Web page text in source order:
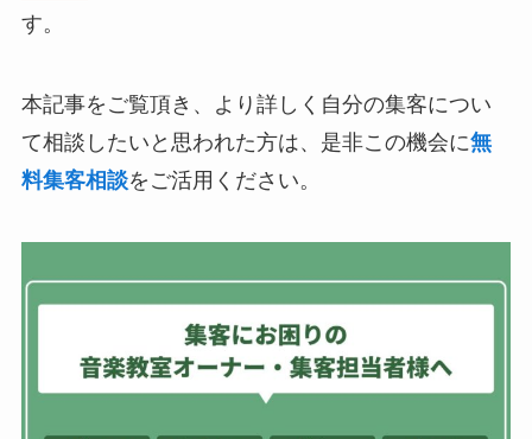
す。
本記事をご覧頂き、より詳しく自分の集客につい
て相談したいと思われた方は、是非この機会に無
料集客相談をご活用ください。